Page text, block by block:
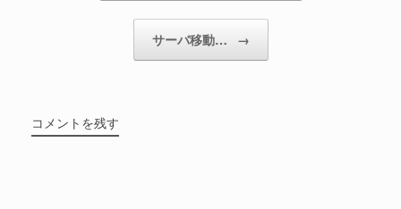
サーバ移動… →
コメントを残す